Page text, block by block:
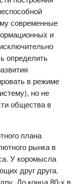
современные
и
определить
в режиме
но не
общества в
плана
рынка в
У коромысла
друг друга.